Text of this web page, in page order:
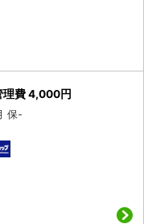
理費 4,000円
保-